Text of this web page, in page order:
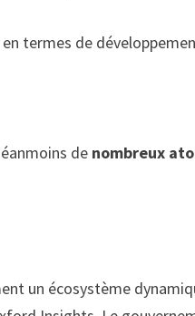
termes de
de nombreux
un écosystème